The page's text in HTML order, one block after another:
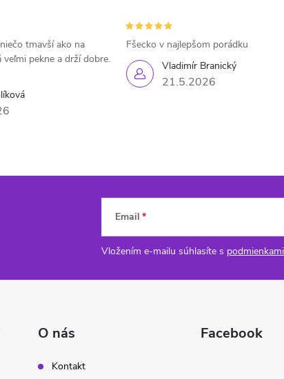
tmavší ako na
veľmi pekne a drží dobre.
Vladimír Branický
21.5.2026
Fšecko v najlepšom porádku
Email
Vložením e-mailu súhlasíte s
O nás
Kontakt
Facebook